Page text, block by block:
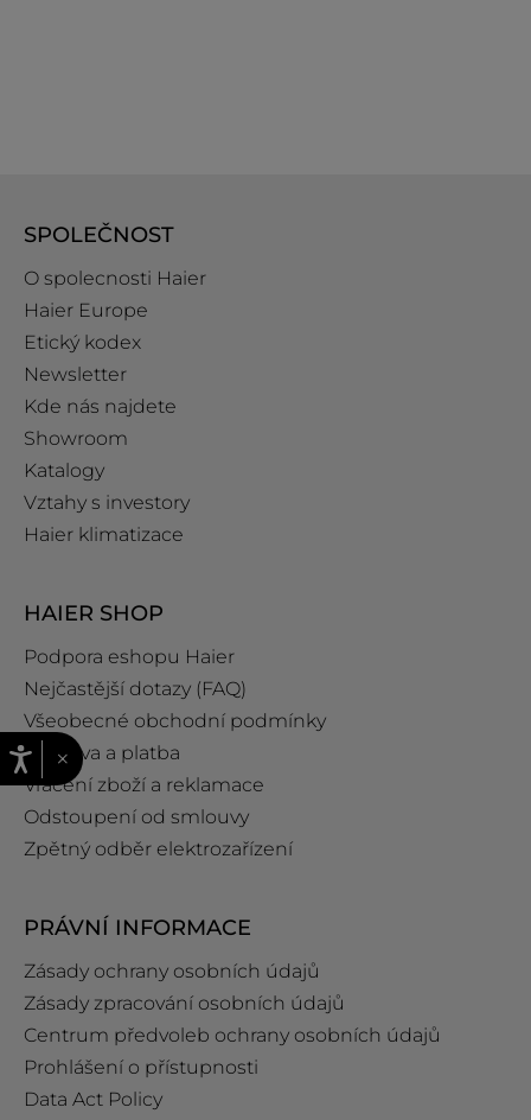
SPOLEČNOST
O spolecnosti Haier
Haier Europe
Etický kodex
Newsletter
Kde nás najdete
Showroom
Katalogy
Vztahy s investory
Haier klimatizace
HAIER SHOP
Podpora eshopu Haier
Nejčastější dotazy (FAQ)
Všeobecné obchodní podmínky
Doprava a platba
Vrácení zboží a reklamace
Odstoupení od smlouvy
Zpětný odběr elektrozařízení
PRÁVNÍ INFORMACE
Zásady ochrany osobních údajů
Zásady zpracování osobních údajů
Centrum předvoleb ochrany osobních údajů
Prohlášení o přístupnosti
Data Act Policy
×